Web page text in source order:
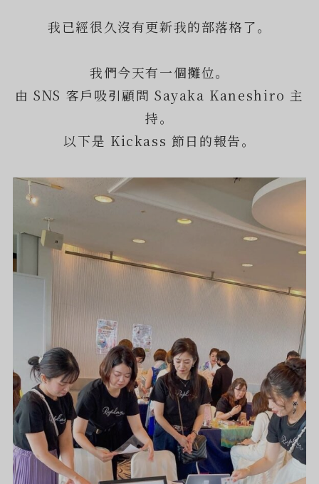
我已經很久沒有更新我的部落格了。
我們今天有一個攤位。
由 SNS 客戶吸引顧問 Sayaka Kaneshiro 主
持。
以下是 Kickass 節日的報告。